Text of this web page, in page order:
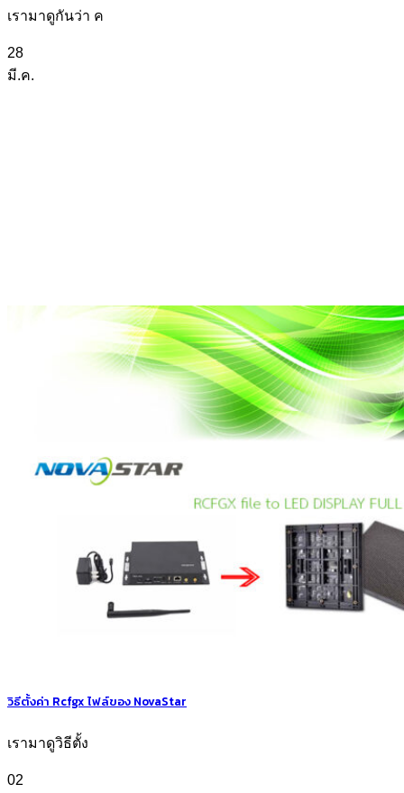
เรามาดูกันว่า ค
28
มี.ค.
วิธีตั้งค่า Rcfgx ไฟล์ของ NovaStar
เรามาดูวิธีตั้ง
02